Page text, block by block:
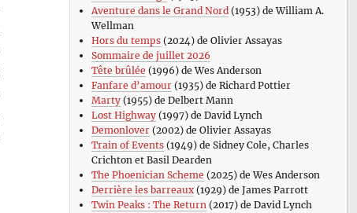
Aventure dans le Grand Nord(1953) de William A.
Wellman
Hors du temps(2024) de Olivier Assayas
Sommaire de juillet 2026
Tête brûlée (1996) de Wes Anderson
Fanfare d’amour(1935) de Richard Pottier
Marty(1955) de Delbert Mann
Lost Highway(1997) de David Lynch
Demonlover(2002) de Olivier Assayas
Train of Events(1949) de Sidney Cole, Charles
Crichton et Basil Dearden
The Phoenician Scheme (2025) de Wes Anderson
Derrière les barreaux(1929) de James Parrott
Twin Peaks : The Return(2017) de David Lynch